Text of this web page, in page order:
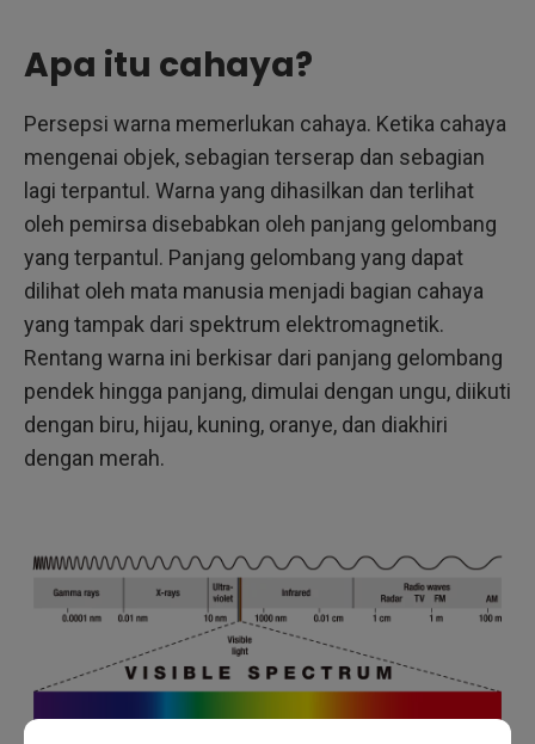
Apa itu cahaya?
Persepsi warna memerlukan cahaya. Ketika cahaya
mengenai objek, sebagian terserap dan sebagian
lagi terpantul. Warna yang dihasilkan dan terlihat
oleh pemirsa disebabkan oleh panjang gelombang
yang terpantul. Panjang gelombang yang dapat
dilihat oleh mata manusia menjadi bagian cahaya
yang tampak dari spektrum elektromagnetik.
Rentang warna ini berkisar dari panjang gelombang
pendek hingga panjang, dimulai dengan ungu, diikuti
dengan biru, hijau, kuning, oranye, dan diakhiri
dengan merah.